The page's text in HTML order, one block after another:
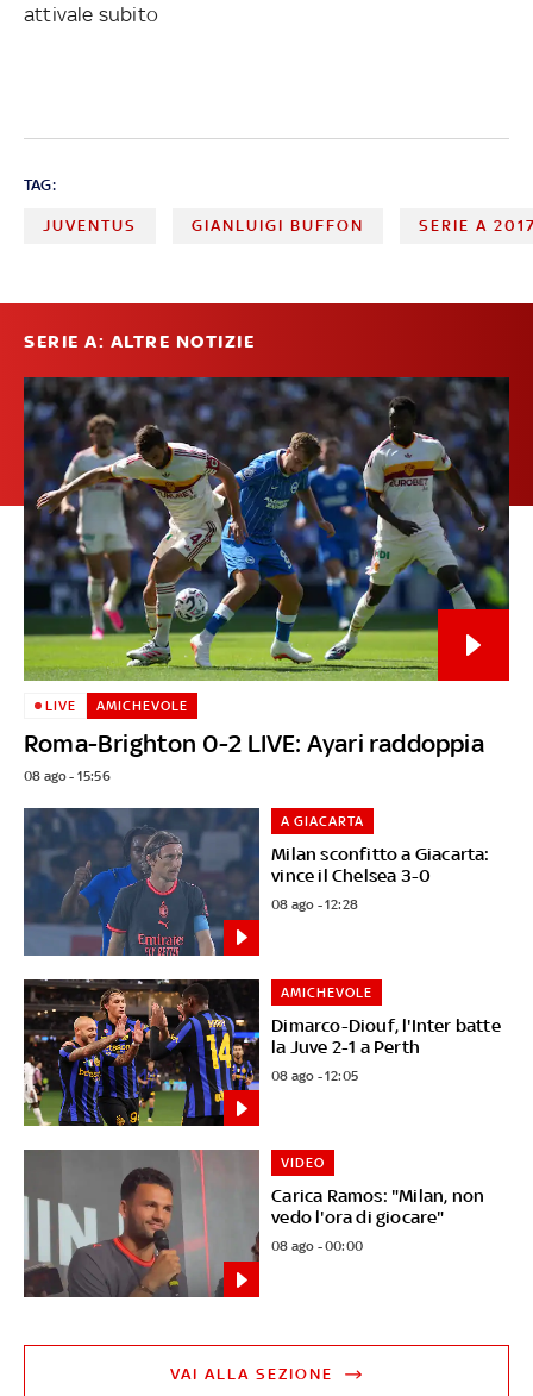
attivale subito
TAG:
JUVENTUS GIANLUIGI BUFFON SERIE A
SERIE A: ALTRE NOTIZIE
Roma-Brighton 0-2 LIVE: Ayari raddoppia
LIVE AMICHEVOLE
08 ago - 15:56
Milan sconfitto a Giacarta:
vince il Chelsea 3-0
A GIACARTA
08 ago - 12:28
Dimarco-Diouf, l'Inter batte
la Juve 2-1 a Perth
AMICHEVOLE
08 ago - 12:05
Carica Ramos: "Milan, non
vedo l'ora di giocare"
VIDEO
08 ago - 00:00
VAI ALLA SEZIONE